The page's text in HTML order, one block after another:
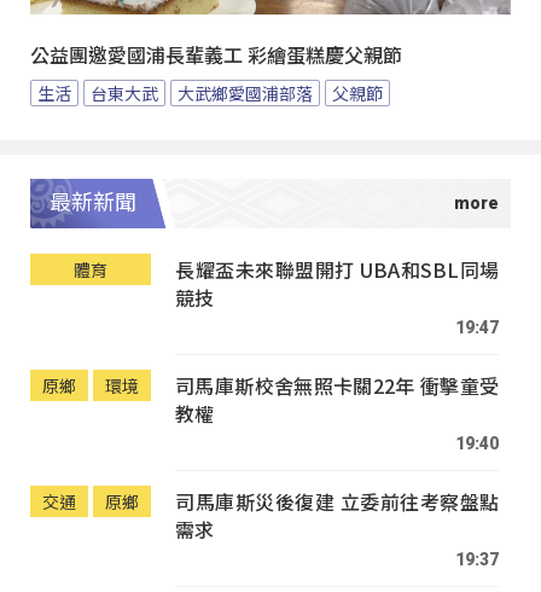
公益團邀愛國浦長輩義工 彩繪蛋糕慶父親節
生活 台東大武 大武鄉愛國浦部落 父親節
最新新聞
體育
長耀盃未來聯盟開打 UBA和SBL同場
競技
19:47
原鄉 環境
司馬庫斯校舍無照卡關22年 衝擊童受
教權
19:40
交通 原鄉
司馬庫斯災後復建 立委前往考察盤點
需求
19:37